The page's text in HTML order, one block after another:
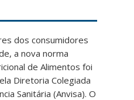
dos consumidores
a nova norma
de Alimentos foi
Diretoria Colegiada
Sanitária (Anvisa). O